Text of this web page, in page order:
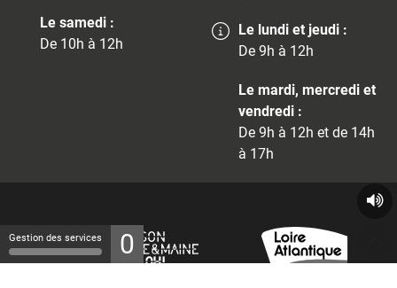
Le samedi :
De 10h à 12h
Le lundi et jeudi :
De 9h à 12h
Le mardi, mercredi et
vendredi :
De 9h à 12h et de 14h
à 17h
Gestion des services 0